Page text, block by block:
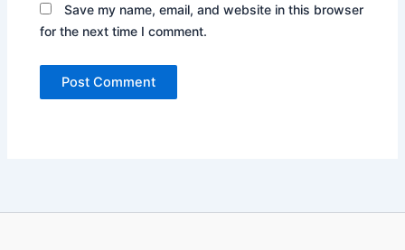
Save my name, email, and website in this browser
for the next time I comment.